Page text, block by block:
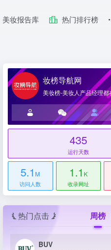
美妆报告库 热门排行榜
妆榜导航网
435
运行天数
5.1 M
访问人数
1.1 K
收录网址
热门点击 周榜
BUV